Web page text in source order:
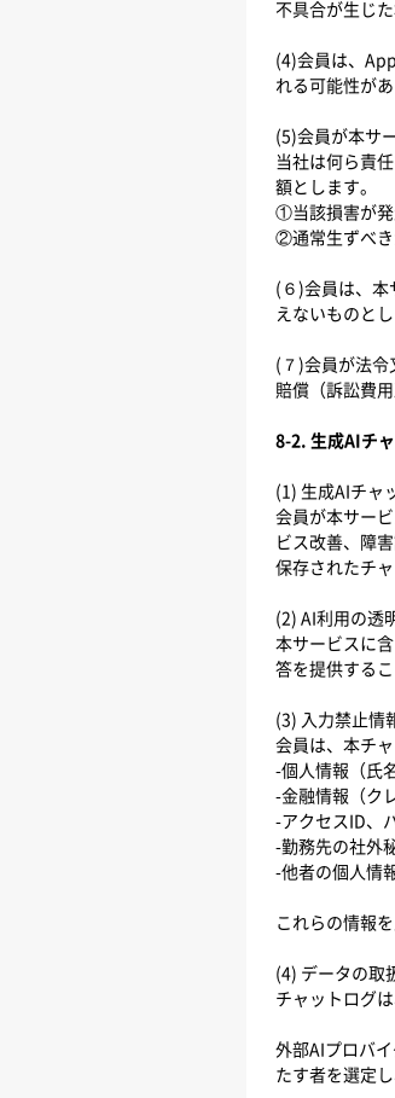
不具合が生じ
(4)会員は、
れる可能性が
(5)会員が本サ
当社は何ら責
額とします。
①当該損害が発
②通常生ずべき
(６)会員は、本
えないものとし
(７)会員が法令
賠償（訴訟費
8-2. 生成AIチ
(1) 生成AIチャ
会員が本サー
ビス改善、障
保存されたチ
(2) AI利用の透
本サービスに
答を提供する
(3) 入力禁止情
会員は、本チ
-個人情報（氏
-金融情報（ク
-アクセスID、
-勤務先の社外
-他者の個人情
これらの情報
(4) データの取
チャットログは
外部AIプロバ
たす者を選定